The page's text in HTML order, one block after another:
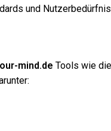
und
mind.de Tools wie